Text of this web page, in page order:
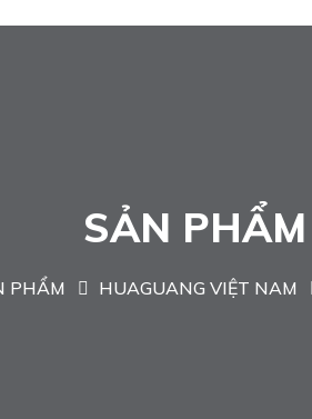
SẢN PHẨM
PHẨM HUAGUANG VIỆT NAM